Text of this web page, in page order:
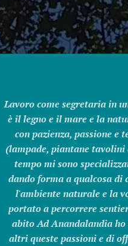
Lavoro come segretaria in
è il legno e il mare e la
con pazienza, passione e
(lampade, piantane
tempo mi sono
dando forma a qualcosa
l'ambiente naturale e la
portato a percorrere
abito Ad Anandalandia
altri queste passioni e di